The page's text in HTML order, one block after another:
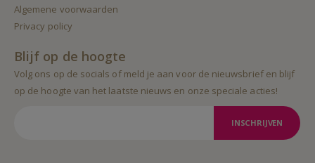
Algemene voorwaarden
Privacy policy
Blijf op de hoogte
Volg ons op de socials of meld je aan voor de nieuwsbrief en blijf
op de hoogte van het laatste nieuws en onze speciale acties!
INSCHRIJVEN